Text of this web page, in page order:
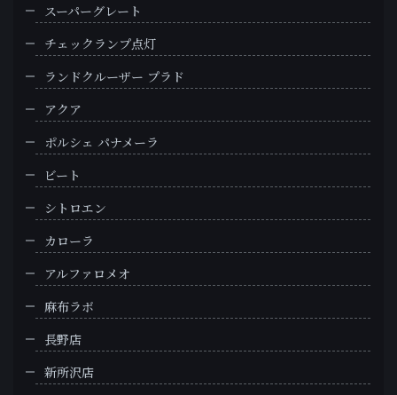
スーパーグレート
チェックランプ点灯
ランドクルーザー プラド
アクア
ポルシェ パナメーラ
ビート
シトロエン
カローラ
アルファロメオ
麻布ラボ
長野店
新所沢店